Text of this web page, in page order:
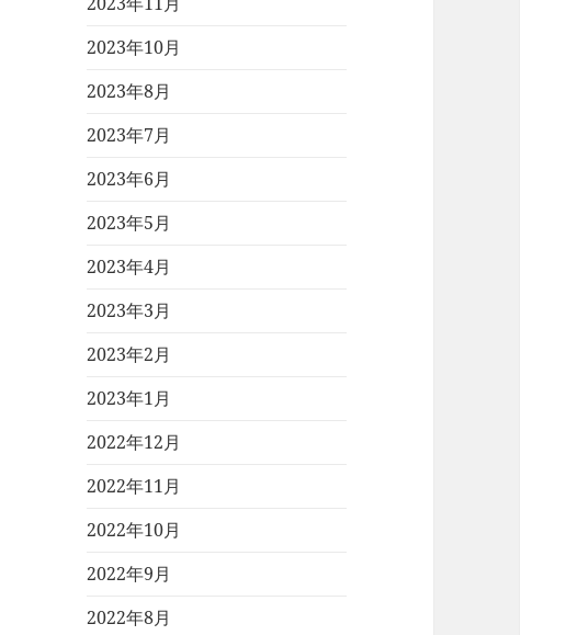
2023年10月
2023年8月
2023年7月
2023年6月
2023年5月
2023年4月
2023年3月
2023年2月
2023年1月
2022年12月
2022年11月
2022年10月
2022年9月
2022年8月